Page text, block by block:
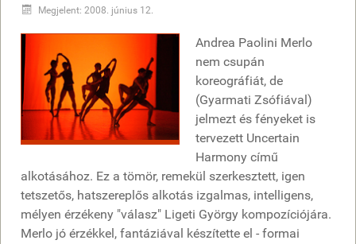
Megjelent: 2008. június 12.
Andrea Paolini Merlo
nem csupán
koreográfiát, de
(Gyarmati Zsófiával)
jelmezt és fényeket is
tervezett Uncertain
Harmony című
alkotásához. Ez a tömör, remekül szerkesztett, igen
tetszetős, hatszereplős alkotás izgalmas, intelligens,
mélyen érzékeny "válasz" Ligeti György kompozíciójára.
Merlo jó érzékkel, fantáziával készítette el - formai